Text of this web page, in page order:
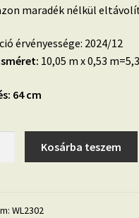
maradék nélkül
érvényessége: 2024/12
10,05 m x 0,53
64 cm
Kosárba teszem
WL2302